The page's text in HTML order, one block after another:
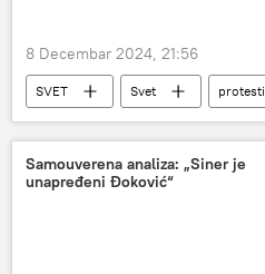
8 Decembar 2024, 21:56
SVET Svet protesti
Samouverena analiza: „Siner je
unapređeni Đoković“